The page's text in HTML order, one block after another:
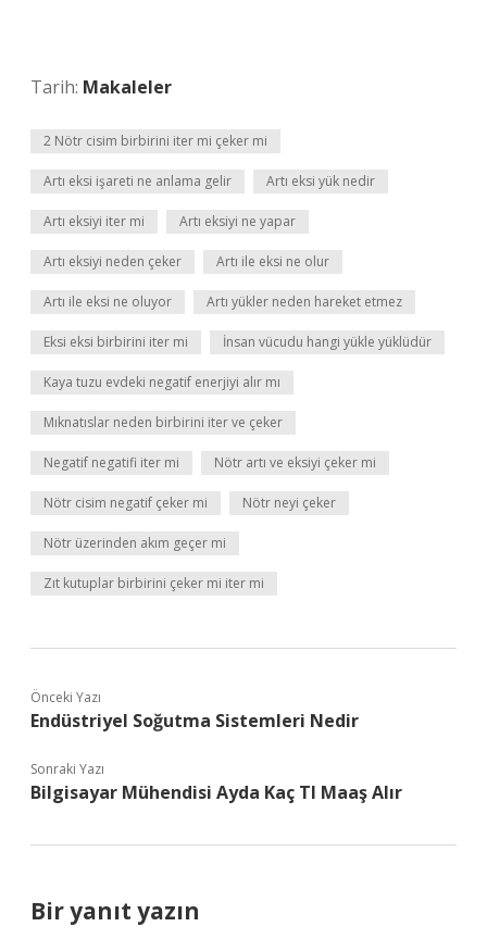
Tarih: Makaleler
2 Nötr cisim birbirini iter mi çeker mi
Artı eksi işareti ne anlama gelir Artı eksi yük nedir
Artı eksiyi iter mi Artı eksiyi ne yapar
Artı eksiyi neden çeker Artı ile eksi ne olur
Artı ile eksi ne oluyor Artı yükler neden hareket etmez
Eksi eksi birbirini iter mi İnsan vücudu hangi yükle yüklüdür
Kaya tuzu evdeki negatif enerjiyi alır mı
Mıknatıslar neden birbirini iter ve çeker
Negatif negatifi iter mi Nötr artı ve eksiyi çeker mi
Nötr cisim negatif çeker mi Nötr neyi çeker
Nötr üzerinden akım geçer mi
Zıt kutuplar birbirini çeker mi iter mi
Önceki Yazı
Endüstriyel Soğutma Sistemleri Nedir
Sonraki Yazı
Bilgisayar Mühendisi Ayda Kaç Tl Maaş Alır
Bir yanıt yazın